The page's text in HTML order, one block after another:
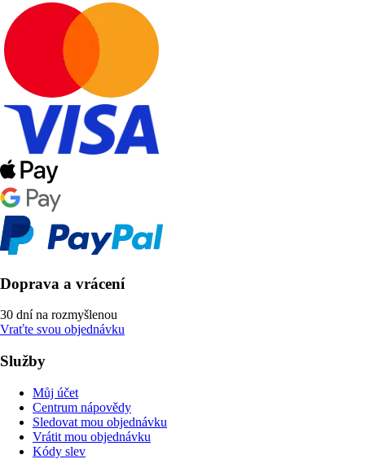
Doprava a vrácení
30 dní na rozmyšlenou
Vraťte svou objednávku
Služby
Můj účet
Centrum nápovědy
Sledovat mou objednávku
Vrátit mou objednávku
Kódy slev